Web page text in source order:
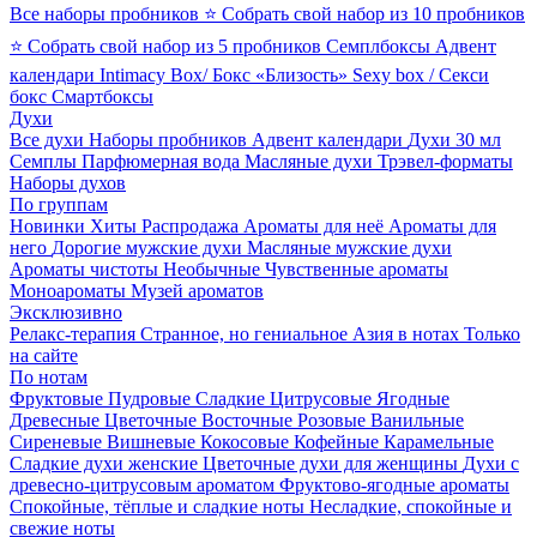
Все наборы пробников ⭐ Собрать свой набор из 10 пробников
⭐ Собрать свой набор из 5 пробников Семплбоксы Адвент
календари Intimacy Box/ Бокс «Близость» Sexy box / Секси
бокс Смартбоксы
Духи
Все духи Наборы пробников Адвент календари Духи 30 мл
Семплы Парфюмерная вода Масляные духи Трэвел-форматы
Наборы духов
По группам
Новинки Хиты Распродажа Ароматы для неё Ароматы для
него Дорогие мужские духи Масляные мужские духи
Ароматы чистоты Необычные Чувственные ароматы
Моноароматы Музей ароматов
Эксклюзивно
Релакс-терапия Странное, но гениальное Азия в нотах Только
на сайте
По нотам
Фруктовые Пудровые Сладкие Цитрусовые Ягодные
Древесные Цветочные Восточные Розовые Ванильные
Сиреневые Вишневые Кокосовые Кофейные Карамельные
Сладкие духи женские Цветочные духи для женщины Духи с
древесно-цитрусовым ароматом Фруктово-ягодные ароматы
Спокойные, тёплые и сладкие ноты Несладкие, спокойные и
свежие ноты